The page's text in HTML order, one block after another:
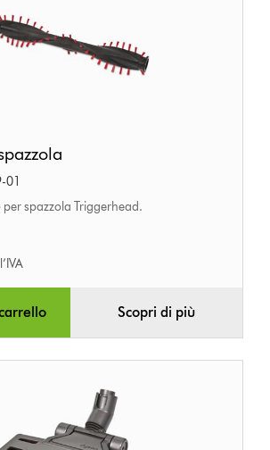
01
per spazzola Triggerhead.
Scopri di più